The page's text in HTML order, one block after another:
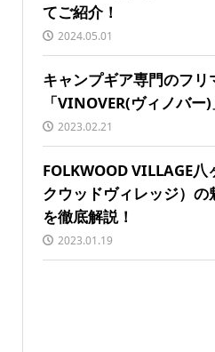
てご紹介！
2024.05.01
キャンプギア専門のフリ
「VINOVER(ヴィノバー
2023.02.21
FOLKWOOD VILLAGE
クウッドヴィレッジ）の
を徹底解説！
2023.01.19